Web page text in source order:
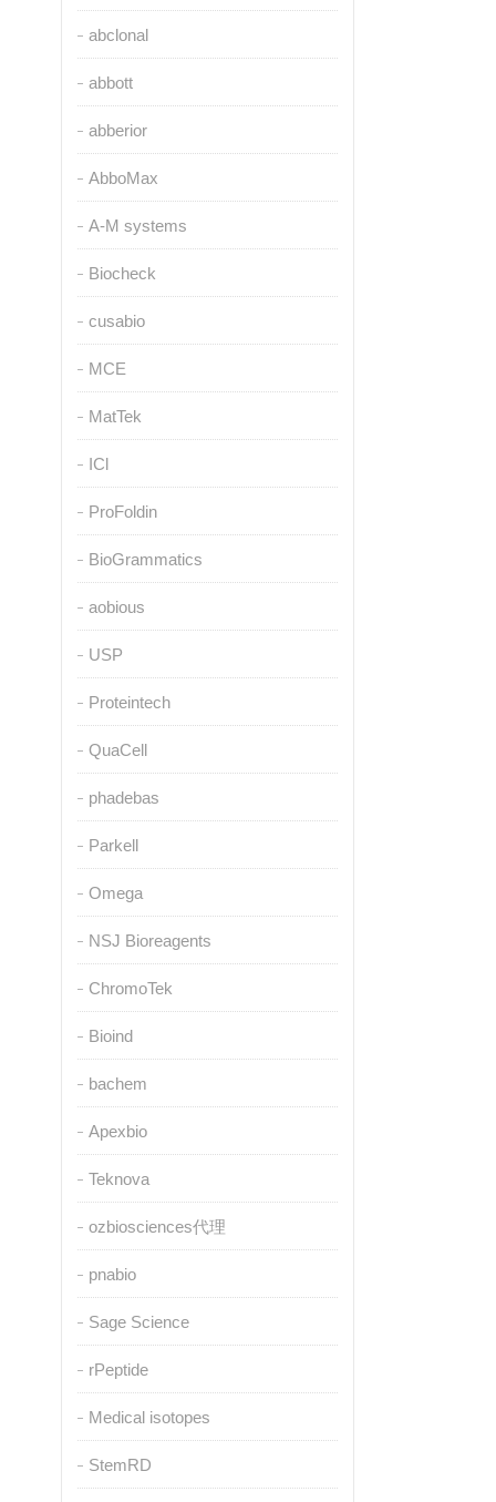
abclonal
abbott
abberior
AbboMax
A-M systems
Biocheck
cusabio
MCE
MatTek
ICl
ProFoldin
BioGrammatics
aobious
USP
Proteintech
QuaCell
phadebas
Parkell
Omega
NSJ Bioreagents
ChromoTek
Bioind
bachem
Apexbio
Teknova
ozbiosciences代理
pnabio
Sage Science
rPeptide
Medical isotopes
StemRD